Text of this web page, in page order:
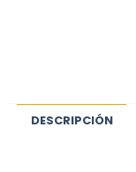
DESCRIPCIÓN